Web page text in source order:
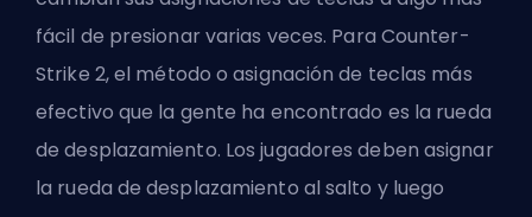
fácil de presionar varias veces. Para Counter-
Strike 2, el método o asignación de teclas más
efectivo que la gente ha encontrado es la rueda
de desplazamiento. Los jugadores deben asignar
la rueda de desplazamiento al salto y luego